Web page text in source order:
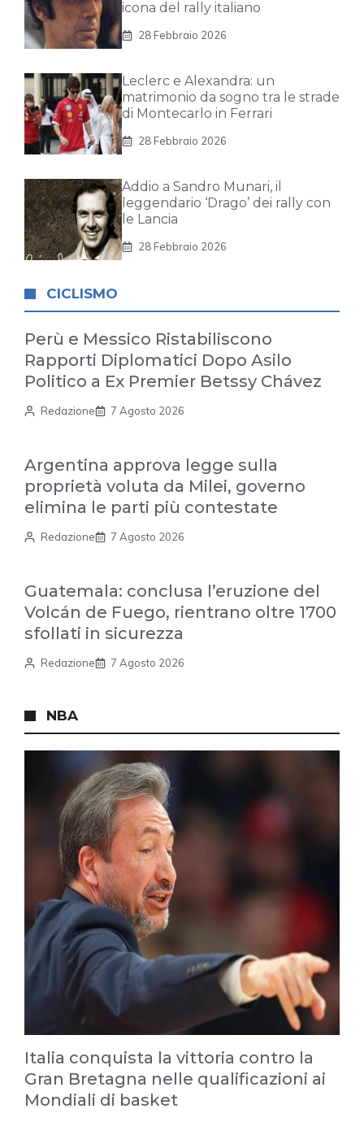
icona del rally italiano
28 Febbraio 2026
Leclerc e Alexandra: un
matrimonio da sogno tra le strade
di Montecarlo in Ferrari
28 Febbraio 2026
Addio a Sandro Munari, il
leggendario ‘Drago’ dei rally con
le Lancia
28 Febbraio 2026
CICLISMO
Perù e Messico Ristabiliscono
Rapporti Diplomatici Dopo Asilo
Politico a Ex Premier Betssy Chávez
Redazione 7 Agosto 2026
Argentina approva legge sulla
proprietà voluta da Milei, governo
elimina le parti più contestate
Redazione 7 Agosto 2026
Guatemala: conclusa l’eruzione del
Volcán de Fuego, rientrano oltre 1700
sfollati in sicurezza
Redazione 7 Agosto 2026
NBA
Italia conquista la vittoria contro la
Gran Bretagna nelle qualificazioni ai
Mondiali di basket